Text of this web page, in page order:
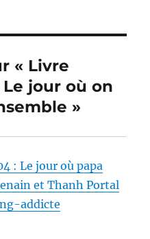
« Livre
Le jour où on
»
: Le jour où papa
et Thanh Portal
addicte